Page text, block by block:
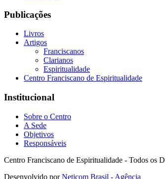
Publicações
Livros
Artigos
Franciscanos
Clarianos
Espiritualidade
Centro Franciscano de Espiritualidade
Institucional
Sobre o Centro
A Sede
Objetivos
Responsáveis
Centro Franciscano de Espiritualidade - Todos os
Desenvolvido porNeticom Brasil - Agência